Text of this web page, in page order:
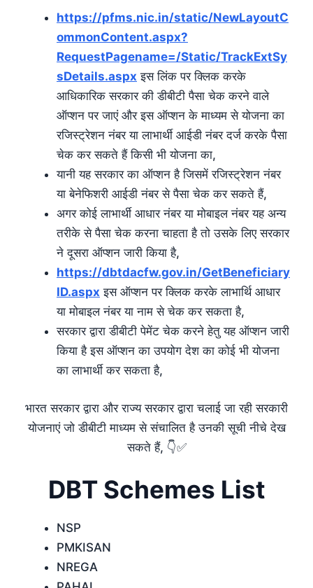
https://pfms.nic.in/static/NewLayoutC
ommonContent.aspx?
RequestPagename=/Static/TrackExtSy
sDetails.aspx इस लिंक पर क्लिक करके
आधिकारिक सरकार की डीबीटी पैसा चेक करने वाले
ऑप्शन पर जाएं और इस ऑप्शन के माध्यम से योजना का
रजिस्ट्रेशन नंबर या लाभार्थी आईडी नंबर दर्ज करके पैसा
चेक कर सकते हैं किसी भी योजना का,
यानी यह सरकार का ऑप्शन है जिसमें रजिस्ट्रेशन नंबर
या बेनेफिशरी आईडी नंबर से पैसा चेक कर सकते हैं,
अगर कोई लाभार्थी आधार नंबर या मोबाइल नंबर यह अन्य
तरीके से पैसा चेक करना चाहता है तो उसके लिए सरकार
ने दूसरा ऑप्शन जारी किया है,
https://dbtdacfw.gov.in/GetBeneficiary
ID.aspx इस ऑप्शन पर क्लिक करके लाभार्थि आधार
या मोबाइल नंबर या नाम से चेक कर सकता है,
सरकार द्वारा डीबीटी पेमेंट चेक करने हेतु यह ऑप्शन जारी
किया है इस ऑप्शन का उपयोग देश का कोई भी योजना
का लाभार्थी कर सकता है,
भारत सरकार द्वारा और राज्य सरकार द्वारा चलाई जा रही सरकारी
योजनाएं जो डीबीटी माध्यम से संचालित है उनकी सूची नीचे देख
सकते हैं, 👇✅
DBT Schemes List
NSP
PMKISAN
NREGA